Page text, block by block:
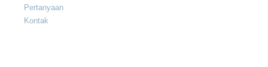
Pertanyaan
Kontak